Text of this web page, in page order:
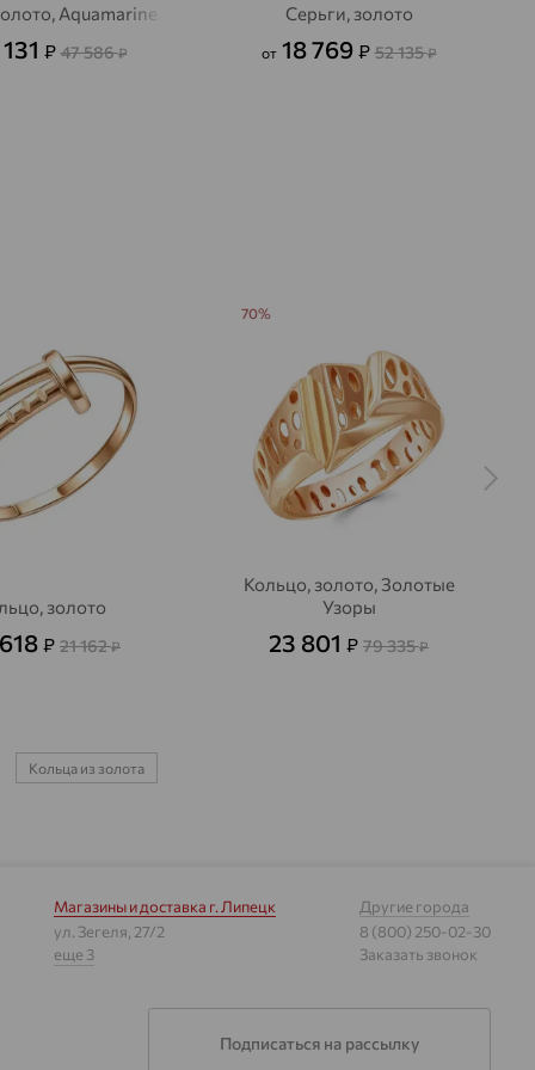
Aquamarine
₽ 47 586₽
Серьги, золото
от 18 769 ₽ 52 135₽
золото
₽ 21 162₽
Кольцо, золото, Золотые
Узоры
23 801 ₽ 79 335₽
70%
Кольца из золота
Магазины и доставка г. Липецк
ул. Зегеля, 27/2
еще 3
Другие города
8 (800) 250-02-30
Заказать звонок
Подписаться на рассылку